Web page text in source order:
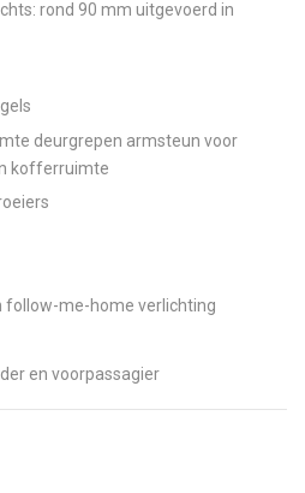
rond 90 mm uitgevoerd in
deurgrepen armsteun voor
kofferruimte
follow-me-home verlichting
en voorpassagier